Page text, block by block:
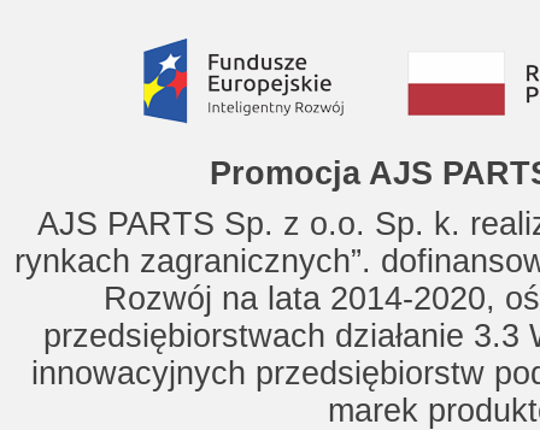
Promocja AJS
AJS PARTS Sp. z o.o. Sp. k.
rynkach zagranicznych”.
Rozwój na lata 2014-2020,
przedsiębiorstwach działanie
innowacyjnych przedsiębiorstw
marek